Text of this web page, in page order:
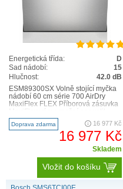
Energetická třída:
D
Sad nádobí:
15
Hlučnost:
42.0 dB
ESM89300SX Volně stojící myčka
nádobí 60 cm série 700 AirDry
MaxiFlex FLEX Příborová zásuvka
uzdu kreativitě a použív..
Doprava zdarma 16 977 Kč
16 977 Kč
Skladem
Vložit do košíku